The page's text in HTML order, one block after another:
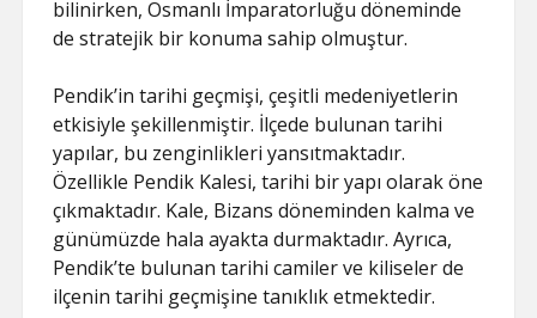
bilinirken, Osmanlı İmparatorluğu döneminde
de stratejik bir konuma sahip olmuştur.
Pendik’in tarihi geçmişi, çeşitli medeniyetlerin
etkisiyle şekillenmiştir. İlçede bulunan tarihi
yapılar, bu zenginlikleri yansıtmaktadır.
Özellikle Pendik Kalesi, tarihi bir yapı olarak öne
çıkmaktadır. Kale, Bizans döneminden kalma ve
günümüzde hala ayakta durmaktadır. Ayrıca,
Pendik’te bulunan tarihi camiler ve kiliseler de
ilçenin tarihi geçmişine tanıklık etmektedir.